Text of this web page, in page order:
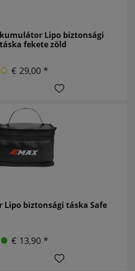
Lipo biztonsági
fekete zöld
€ 29,00 *
biztonsági táska Safe
€ 13,90 *